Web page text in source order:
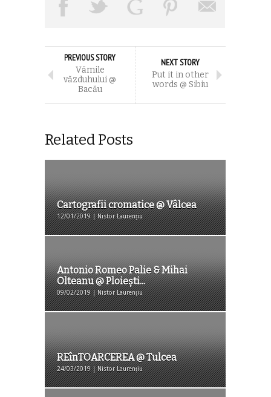
PREVIOUS STORY
Vămile
văzduhului @
Bacău
NEXT STORY
Put it in other
words @ Sibiu
Related Posts
Cartografii cromatice @ Vâlcea
12/01/2019 | Nistor Laurențiu
Antonio Romeo Palie & Mihai
Olteanu @ Ploiești...
09/02/2019 | Nistor Laurențiu
REînTOARCEREA @ Tulcea
24/03/2019 | Nistor Laurențiu